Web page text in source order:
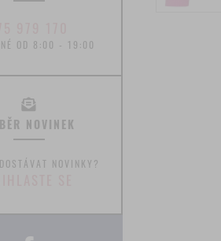
OD 8:00 - 19:00
NOVINEK
NOVINKY?